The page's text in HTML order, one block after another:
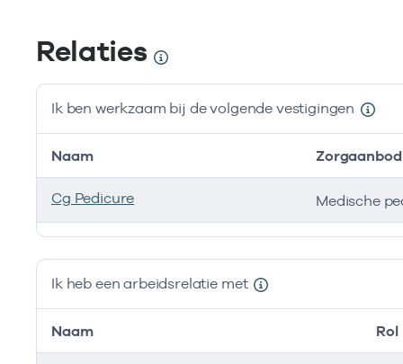
Relaties
Ik ben werkzaam bij de volgende vestigingen
Ik ben werkzaam bij de volgende vestigingen
Naam Zorgaanbod
Cg Pedicure
Ik heb een arbeidsrelatie met
Naam Rol